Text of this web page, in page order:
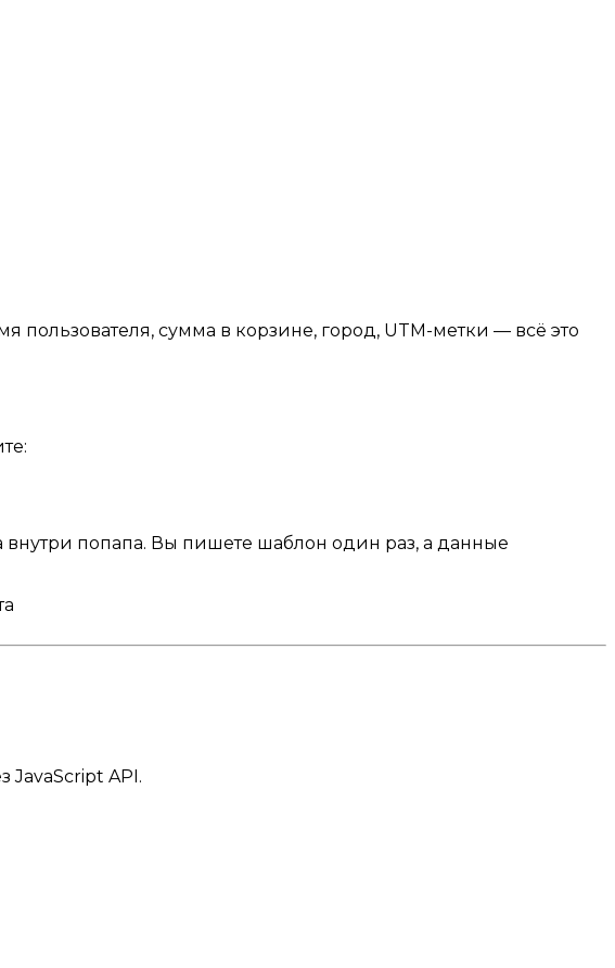
пользователя, сумма в корзине, город, UTM-метки — всё это
попапа. Вы пишете шаблон один раз, а данные
API.